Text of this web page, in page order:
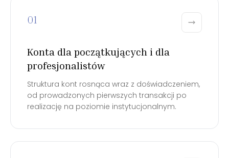
01
Konta dla początkujących i dla
profesjonalistów
Struktura kont rosnąca wraz z doświadczeniem,
od prowadzonych pierwszych transakcji po
realizację na poziomie instytucjonalnym.